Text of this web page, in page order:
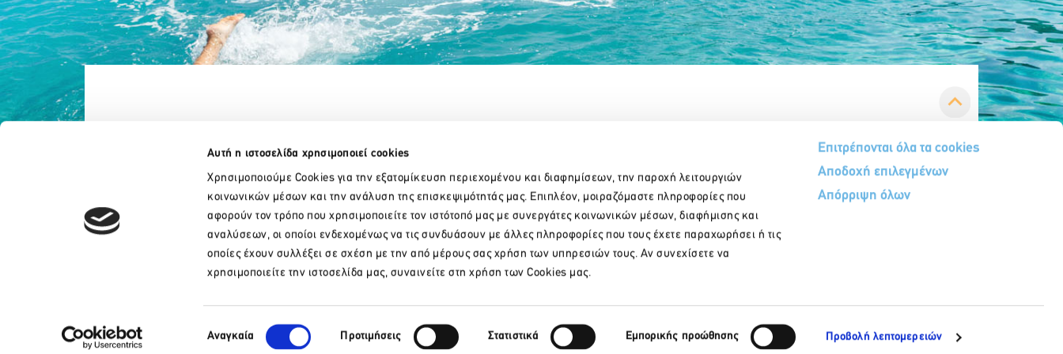
Αυτή η ιστοσελίδα χρησιμοποιεί cookies
Χρησιμοποιούμε Cookies για την εξατομίκευση περιεχομένου και διαφημίσεων, την παροχή λειτουργιών
κοινωνικών μέσων και την ανάλυση της επισκεψιμότητάς μας. Επιπλέον, μοιραζόμαστε πληροφορίες που
αφορούν τον τρόπο που χρησιμοποιείτε τον ιστότοπό μας με συνεργάτες κοινωνικών μέσων, διαφήμισης και
αναλύσεων, οι οποίοι ενδεχομένως να τις συνδυάσουν με άλλες πληροφορίες που τους έχετε παραχωρήσει ή τις
οποίες έχουν συλλέξει σε σχέση με την από μέρους σας χρήση των υπηρεσιών τους. Αν συνεχίσετε να
χρησιμοποιείτε την ιστοσελίδα μας, συναινείτε στη χρήση των Cookies μας.
συγκατάθεσης
Αναγκαία Προτιμήσεις Στατιστικά Εμπορικής προώθησης Προβολή λεπτομερειών
Επιτρέπονται όλα τα cookies
Αποδοχή επιλεγμένων
Απόρριψη όλων
Εγγραφή στο newsletter
ΟΡΟΙ & ΠΡΟΫΠΟΘΕΣΕΙΣ ΠΟΛΙΤΙΚΗ COOKIES ΠΟΛΙΤΙΚΗ ΠΡΟΣΤΑΣΙΑΣ ΔΕΔΟΜΕΝΩΝ ΠΡΟΣΩΠΙΚΟΥ ΧΑΡΑΚΤΗΡΑ ΕΠΙΚΟΙΝΩΝΙΑ SITEMAP